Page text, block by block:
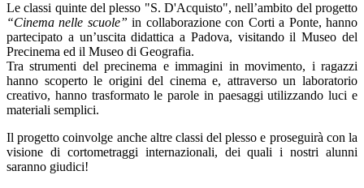
Le classi quinte del plesso "S. D'Acquisto", nell’ambito del progetto
“Cinema nelle scuole” in collaborazione con Corti a Ponte, hanno
partecipato a un’uscita didattica a Padova, visitando il Museo del
Precinema ed il Museo di Geografia.
Tra strumenti del precinema e immagini in movimento, i ragazzi
hanno scoperto le origini del cinema e, attraverso un laboratorio
creativo, hanno trasformato le parole in paesaggi utilizzando luci e
materiali semplici.
Il progetto coinvolge anche altre classi del plesso e proseguirà con la
visione di cortometraggi internazionali, dei quali i nostri alunni
saranno giudici!